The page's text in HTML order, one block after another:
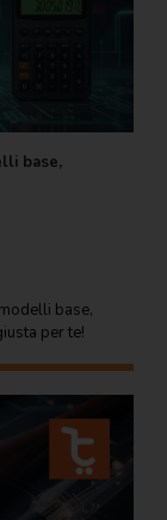
base,
base,
per te!